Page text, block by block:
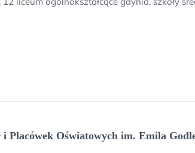
i Placówek Oświatowych im. Emila